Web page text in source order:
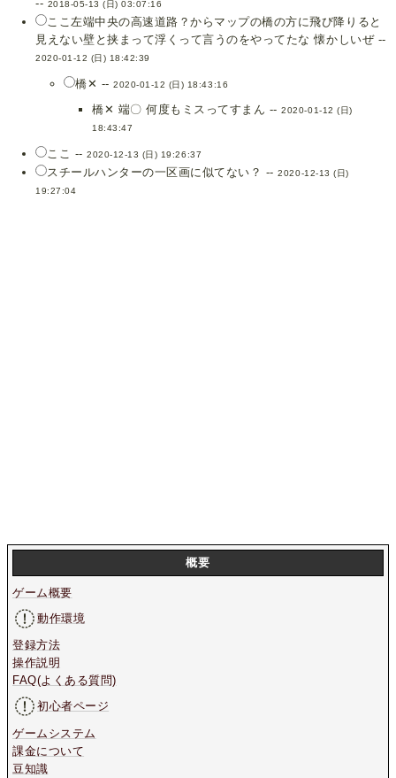
-- 2018-05-13 (日) 03:07:16
ここ左端中央の高速道路？からマップの橋の方に飛び降りると
見えない壁と挟まって浮くって言うのをやってたな 懐かしいぜ --
2020-01-12 (日) 18:42:39
橋✕ --2020-01-12 (日) 18:43:16
橋✕ 端〇 何度もミスってすまん --2020-01-12 (日)
18:43:47
ここ --2020-12-13 (日) 19:26:37
スチールハンターの一区画に似てない？ --2020-12-13 (日)
19:27:04
概要
ゲーム概要
動作環境
登録方法
操作説明
FAQ(よくある質問)
初心者ページ
ゲームシステム
課金について
豆知識